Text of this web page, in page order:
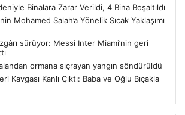
Binalara Zarar Verildi, 4 Bina Boşaltıldı
Mohamed Salah’a Yönelik Sıcak Yaklaşımı
sürüyor: Messi Inter Miami’nin geri
ormana sıçrayan yangın söndürüldü
Kavgası Kanlı Çıktı: Baba ve Oğlu Bıçakla